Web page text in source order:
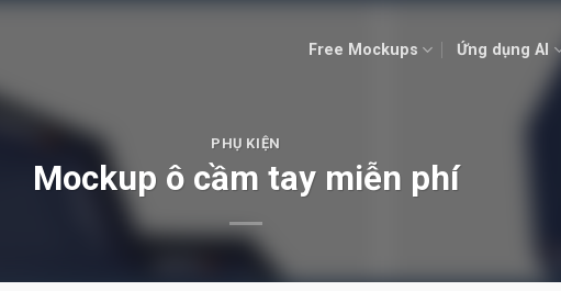
Free Mockups Ứng dụng AI
PHỤ KIỆN
Mockup ô cầm tay miễn phí